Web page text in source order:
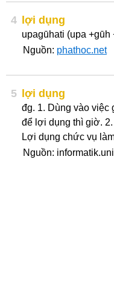
4 lợi dụng
upagūhati (upa +gūh
Nguồn: phathoc.net
5 lợi dụng
đg. 1. Dùng vào việc
để lợi dụng thì giờ.
Lợi dụng chức vụ
Nguồn: